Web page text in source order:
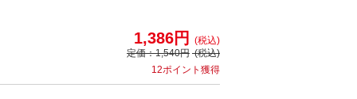
1,386円
(税込)
定価：1,540円 (税込)
12ポイント獲得